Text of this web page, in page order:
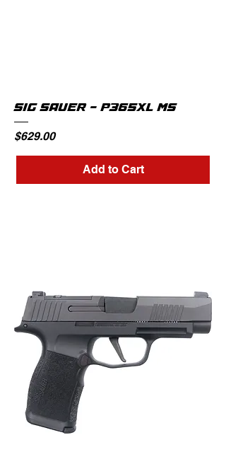
SIG SAUER - P365XL MS
Price
$629.00
Add to Cart